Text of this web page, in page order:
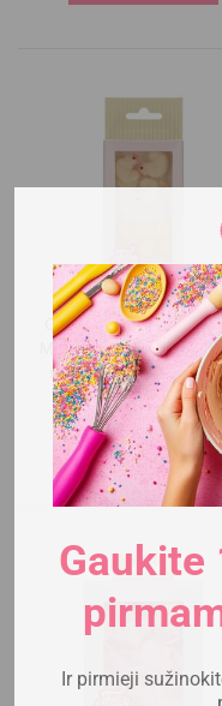
Съедобные
Марципановые
яйца, FunCakes (12
3,50€
В КОРЗИНУ
Gaukite
Ir pirmieji